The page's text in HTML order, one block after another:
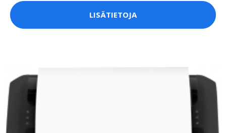
LISÄTIETOJA